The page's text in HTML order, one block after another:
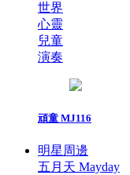
世界
心靈
兒童
演奏
頑童 MJ116
明星周邊
五月天 Mayday